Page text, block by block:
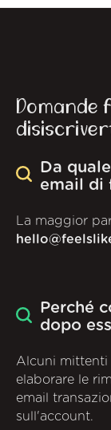
Domande
Da
email di
La maggior
Perché
dopo
Alcuni mittenti
elaborare le
email
sull'account.